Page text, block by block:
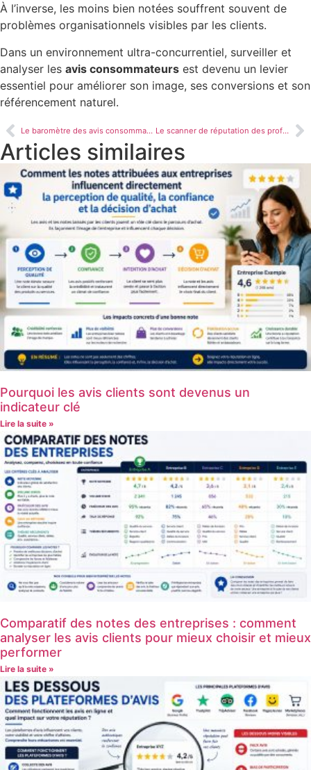
À l’inverse, les moins bien notées souffrent souvent de
problèmes organisationnels visibles par les clients.
Dans un environnement ultra-concurrentiel, surveiller et
analyser les avis consommateurs est devenu un levier
essentiel pour améliorer son image, ses conversions et son
référencement naturel.
Le baromètre des avis consommateurs : comprendre, analyser et améliorer votre e-réputation Le scanner de réputation des professionnels : l’outil indispensable pour surveiller votre image en ligne
Articles similaires
Pourquoi les avis clients sont devenus un
indicateur clé
Lire la suite »
Comparatif des notes des entreprises : comment
analyser les avis clients pour mieux choisir et mieux
performer
Lire la suite »